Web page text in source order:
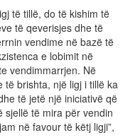
të tillë, do të kishim të
të qeverisjes dhe të
vendime në bazë të
e lobimit në
vendimmarrjen. Në
të brishta, një ligj i tillë ka
të jetë një iniciativë që
sjellë të mira për vendin
në favour të këtj ligji”,